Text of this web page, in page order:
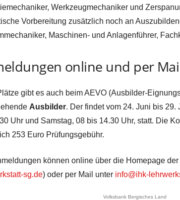
Werkzeugmechaniker und
Vorbereitung zusätzlich noch an
Maschinen- und Anlagenführer,
online und per
gibt es auch beim AEVO (Ausbilder-
Ausbilder. Der findet vom 24. Juni bis 29.
Uhr und Samstag, 08 bis 14.30 Uhr, statt. Die
253 Euro Prüfungsgebühr.
können online über die Homepage der
sg.de) oder per Mail unter info@ihk-
Volksbank Bergisches Land